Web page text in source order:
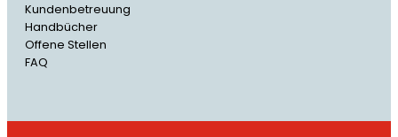
Kundenbetreuung
Handbücher
Offene Stellen
FAQ